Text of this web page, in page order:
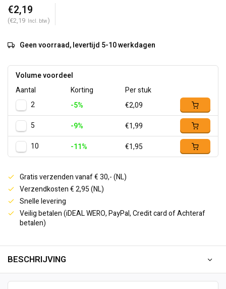
€2,19
(€2,19 Incl. btw)
Geen voorraad, levertijd 5-10 werkdagen
Volume voordeel
Aantal
Korting
Per stuk
2
-5%
€2,09
5
-9%
€1,99
10
-11% €1,95
Gratis verzenden vanaf € 30,- (NL)
Verzendkosten € 2,95 (NL)
Snelle levering
Veilig betalen (iDEAL WERO, PayPal, Credit card of Achteraf
betalen)
BESCHRIJVING